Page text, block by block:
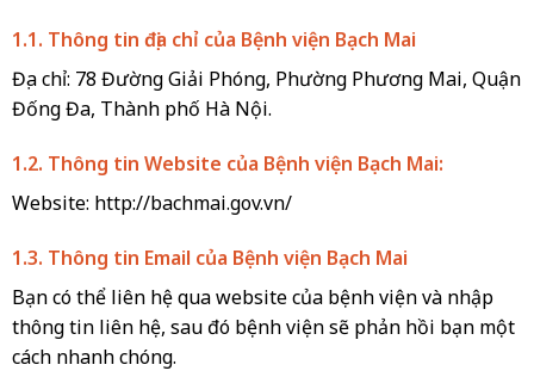
1.1. Thông tin địa chỉ của Bệnh viện Bạch Mai
Địa chỉ: 78 Đường Giải Phóng, Phường Phương Mai, Quận
Đống Đa, Thành phố Hà Nội.
1.2. Thông tin Website của Bệnh viện Bạch Mai:
Website: http://bachmai.gov.vn/
1.3. Thông tin Email của Bệnh viện Bạch Mai
Bạn có thể liên hệ qua website của bệnh viện và nhập
thông tin liên hệ, sau đó bệnh viện sẽ phản hồi bạn một
cách nhanh chóng.